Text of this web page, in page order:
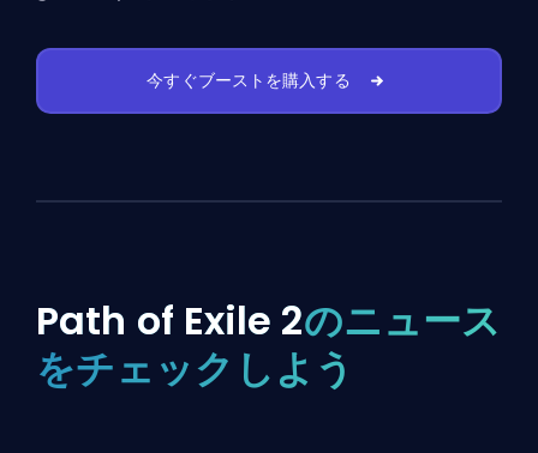
今すぐブーストを購入する
Path of Exile 2のニュース
をチェックしよう